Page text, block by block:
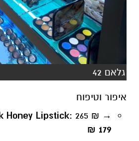
גלאם 42
איפור וטיפוח
Honey Lipstick: 265 ₪ →
179 ₪